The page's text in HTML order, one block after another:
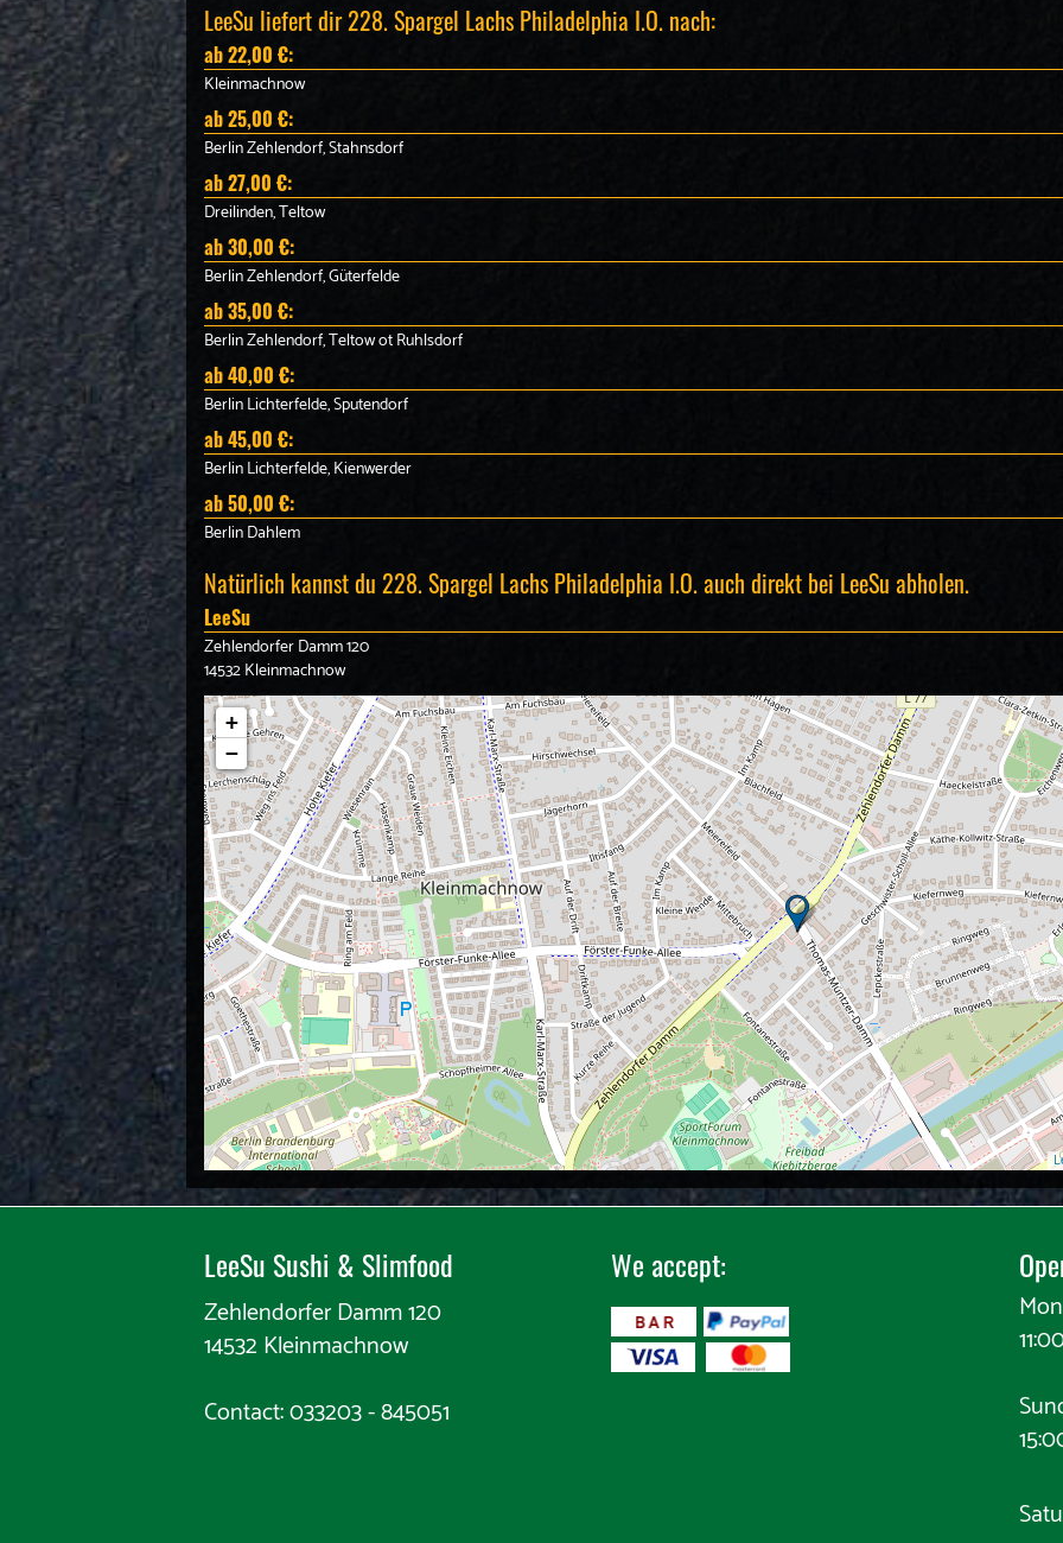
LeeSu liefert dir 228. Spargel Lachs Philadelphia I.O. nach:
ab 22,00 €:
Kleinmachnow
ab 25,00 €:
Berlin Zehlendorf, Stahnsdorf
ab 27,00 €:
Dreilinden, Teltow
ab 30,00 €:
Berlin Zehlendorf, Güterfelde
ab 35,00 €:
Berlin Zehlendorf, Teltow ot Ruhlsdorf
ab 40,00 €:
Berlin Lichterfelde, Sputendorf
ab 45,00 €:
Berlin Lichterfelde, Kienwerder
ab 50,00 €:
Berlin Dahlem
Natürlich kannst du 228. Spargel Lachs Philadelphia I.O. auch direkt bei LeeSu abholen.
LeeSu
Zehlendorfer Damm 120
14532 Kleinmachnow
+
−
LeeSu Sushi & Slimfood​​
Zehlendorfer Damm 120
14532 Kleinmachnow
Contact: 033203 - 845051
We accept: